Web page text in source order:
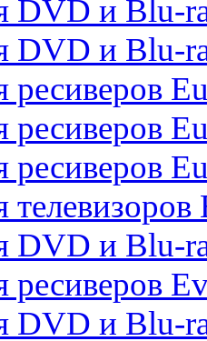
DVD и Blu-
DVD и Blu-
ресиверов
ресиверов
ресиверов
телевизоров
DVD и Blu-
ресиверов
DVD и Blu-